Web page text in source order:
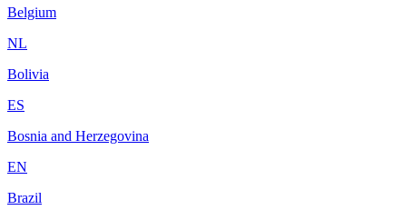
Belgium
NL
Bolivia
ES
Bosnia and Herzegovina
EN
Brazil